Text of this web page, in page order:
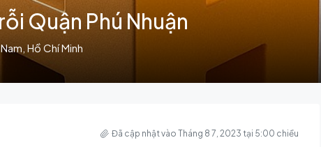
Quận Phú Nhuận
Hồ Chí Minh
Đã cập nhật vào Tháng 8 7, 2023 tại 5:00 chiều